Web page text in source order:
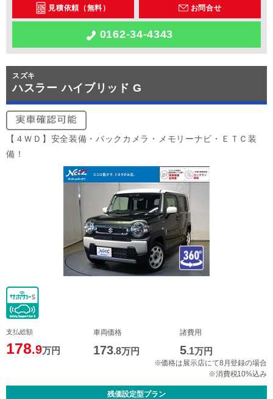
見積依頼（無料） お問合せ
0162-34-4343
スズキ
ハスラー ハイブリッド G
【４ＷＤ】安全装備・バックカメラ・メモリーナビ・ＥＴＣ装
備！
支払総額
178.9万円
車両価格
173.8万円
諸費用
5.1万円
※価格は展示店にて8月登録の場合
※消費税10%込み
残価設定型プラン